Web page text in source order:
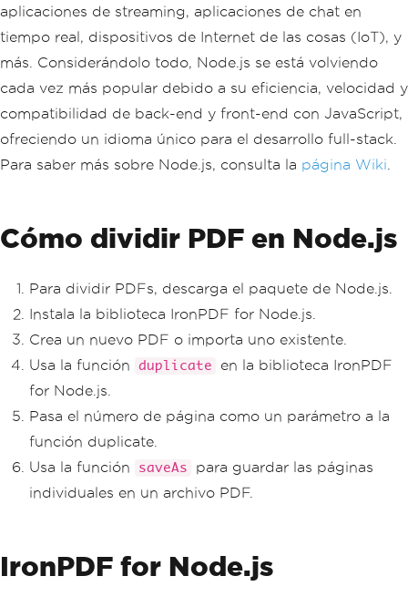
aplicaciones de streaming, aplicaciones de chat en
tiempo real, dispositivos de Internet de las cosas (IoT), y
más. Considerándolo todo, Node.js se está volviendo
cada vez más popular debido a su eficiencia, velocidad y
compatibilidad de back-end y front-end con JavaScript,
ofreciendo un idioma único para el desarrollo full-stack.
Para saber más sobre Node.js, consulta la página Wiki
Cómo dividir PDF en Node.js
Para dividir PDFs, descarga el paquete de Node.js.
Instala la biblioteca IronPDF for Node.js.
Crea un nuevo PDF o importa uno existente.
Usa la función
duplicate
en la biblioteca IronPDF
for Node.js.
Pasa el número de página como un parámetro a la
función duplicate.
Usa la función
saveAs
para guardar las páginas
individuales en un archivo PDF.
IronPDF for Node.js